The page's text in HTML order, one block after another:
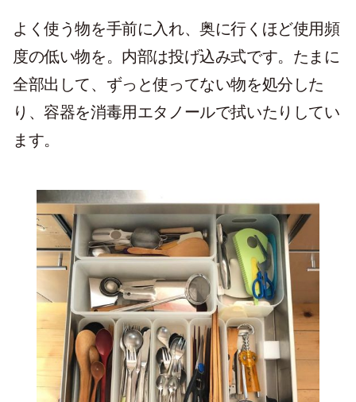
よく使う物を手前に入れ、奥に行くほど使用頻
度の低い物を。内部は投げ込み式です。たまに
全部出して、ずっと使ってない物を処分した
り、容器を消毒用エタノールで拭いたりしてい
ます。